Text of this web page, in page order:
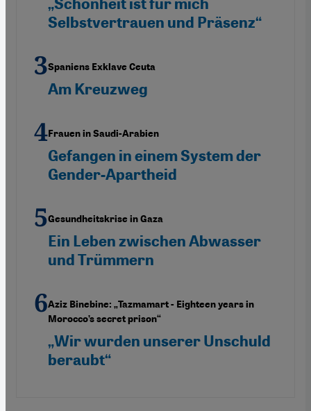
„Schönheit ist für mich
Selbstvertrauen und Präsenz“
Spaniens Exklave Ceuta
Am Kreuzweg
Frauen in Saudi-Arabien
Gefangen in einem System der
Gender-Apartheid
Gesundheitskrise in Gaza
Ein Leben zwischen Abwasser
und Trümmern
Aziz Binebine: „Tazmamart - Eighteen years in
Morocco’s secret prison“
„Wir wurden unserer Unschuld
beraubt“